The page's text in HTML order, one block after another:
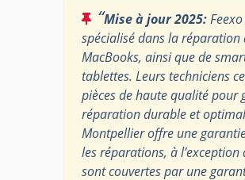
“Mise à jour 2025:
spécialisé dans la réparation
MacBooks, ainsi que de
tablettes. Leurs techniciens
pièces de haute qualité pour
réparation durable et
Montpellier offre une
les réparations, à
sont couvertes par une